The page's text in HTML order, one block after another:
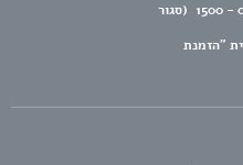
המוזיאון פתוח בימים א'-ה' בין השעות 0900 - 1500 (סגור
"הזמנת